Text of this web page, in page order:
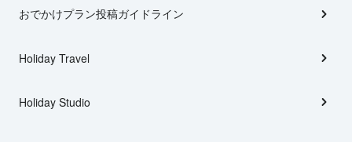
おでかけプラン投稿ガイドライン
Holiday Travel
Holiday Studio